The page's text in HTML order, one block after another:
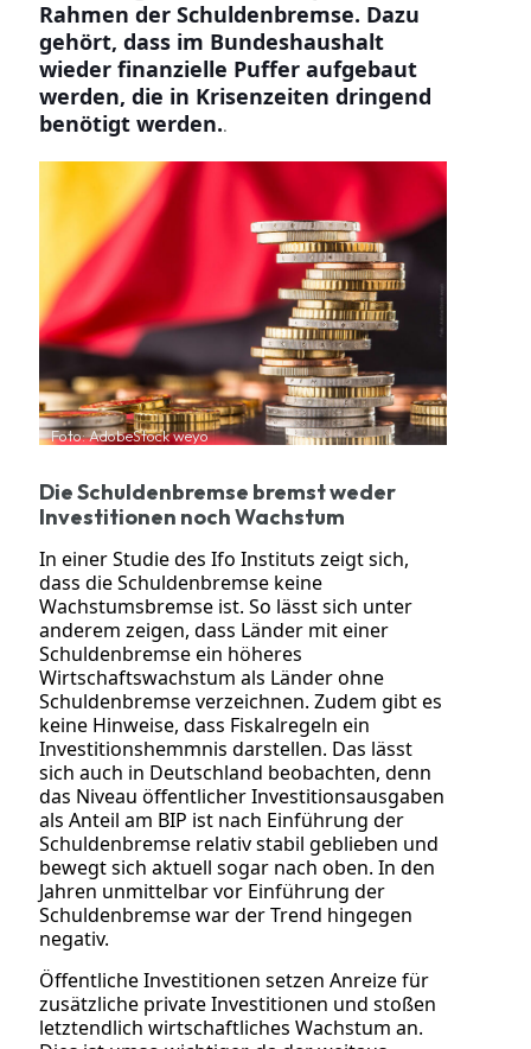
Rahmen der Schuldenbremse. Dazu
gehört, dass im Bundeshaushalt
wieder finanzielle Puffer aufgebaut
werden, die in Krisenzeiten dringend
benötigt werden..
Foto: AdobeStock weyo
Die Schuldenbremse bremst weder
Investitionen noch Wachstum
In einer Studie des Ifo Instituts zeigt sich,
dass die Schuldenbremse keine
Wachstumsbremse ist. So lässt sich unter
anderem zeigen, dass Länder mit einer
Schuldenbremse ein höheres
Wirtschaftswachstum als Länder ohne
Schuldenbremse verzeichnen. Zudem gibt es
keine Hinweise, dass Fiskalregeln ein
Investitionshemmnis darstellen. Das lässt
sich auch in Deutschland beobachten, denn
das Niveau öffentlicher Investitionsausgaben
als Anteil am BIP ist nach Einführung der
Schuldenbremse relativ stabil geblieben und
bewegt sich aktuell sogar nach oben. In den
Jahren unmittelbar vor Einführung der
Schuldenbremse war der Trend hingegen
negativ.
Öffentliche Investitionen setzen Anreize für
zusätzliche private Investitionen und stoßen
letztendlich wirtschaftliches Wachstum an.